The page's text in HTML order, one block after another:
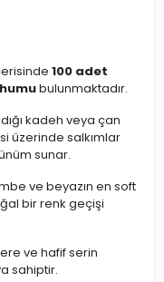
100 adet
bulunmaktadır.
kadeh veya çan
üzerinde salkımlar
sunar.
ve beyazın en soft
bir renk geçişi
ve hafif serin
sahiptir.